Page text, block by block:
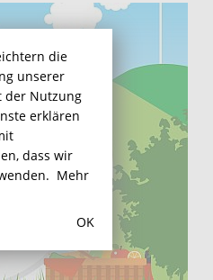
die
unserer
der Nutzung
erklären
dass wir
Mehr
OK